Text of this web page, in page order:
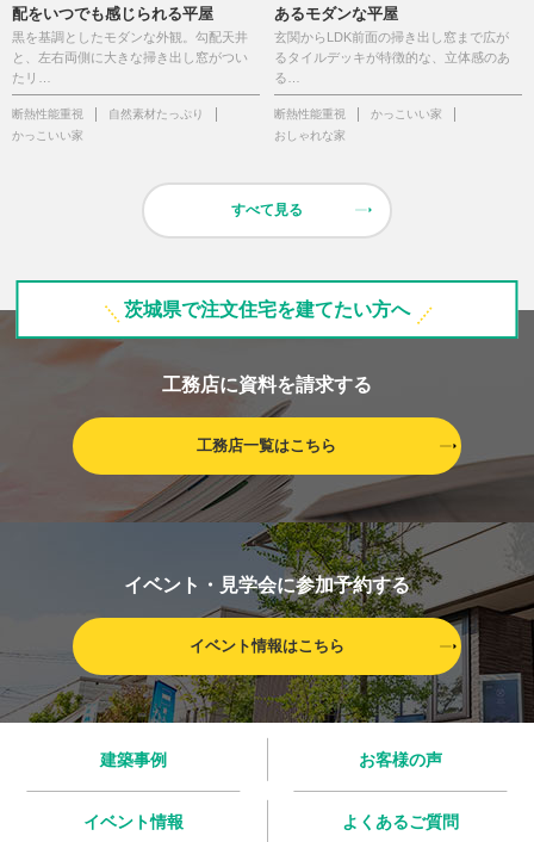
配をいつでも感じられる平屋
黒を基調としたモダンな外観。勾配天井
と、左右両側に大きな掃き出し窓がつい
たリ…
断熱性能重視
自然素材たっぷり
かっこいい家
あるモダンな平屋
玄関からLDK前面の掃き出し窓まで広が
るタイルデッキが特徴的な、立体感のあ
る…
断熱性能重視
かっこいい家
おしゃれな家
すべて見る
茨城県で注文住宅を建てたい方へ
工務店に資料を請求する
工務店一覧はこちら
イベント・見学会に参加予約する
イベント情報はこちら
建築事例 お客様の声
イベント情報 よくあるご質問